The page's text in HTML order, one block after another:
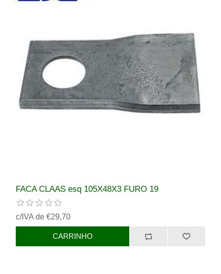
FACA CLAAS esq 105X48X3 FURO 19
c/IVA de €29,70